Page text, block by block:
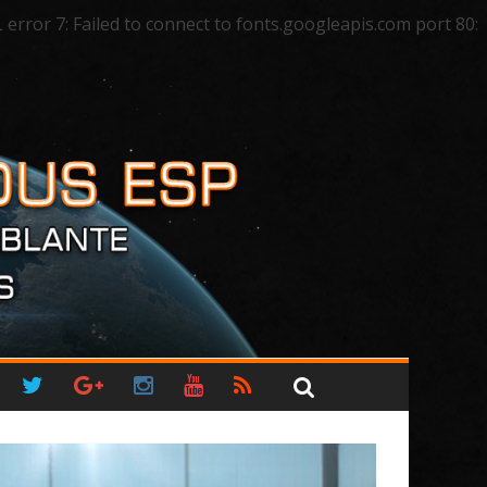
7: Failed to connect to fonts.googleapis.com port 80: